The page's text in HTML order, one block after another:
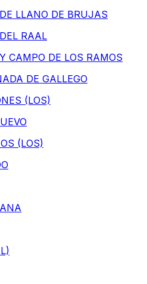
LLANO DE BRUJAS
RAAL
CAMPO DE LOS RAMOS
DE GALLEGO
(LOS)
(LOS)